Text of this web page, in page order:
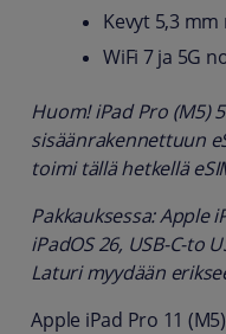
Kevyt 5,3
WiFi 7 ja 5G
Huom! iPad Pro (M5)
sisäänrakennettuun
toimi tällä hetkellä
Pakkauksessa: Apple
iPadOS 26, USB-C-to
Laturi myydään
Apple iPad Pro 11